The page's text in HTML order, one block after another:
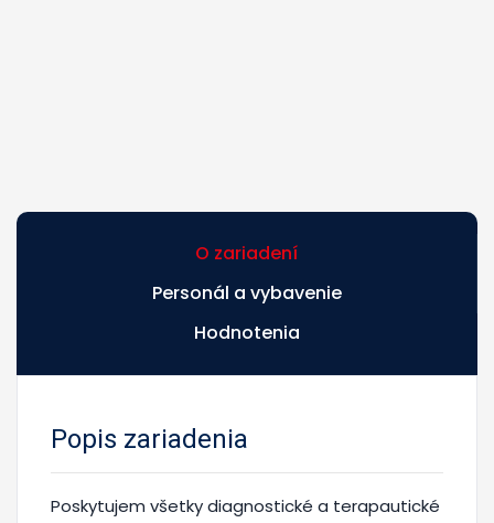
O zariadení
Personál a vybavenie
Hodnotenia
Popis zariadenia
Poskytujem všetky diagnostické a terapautické